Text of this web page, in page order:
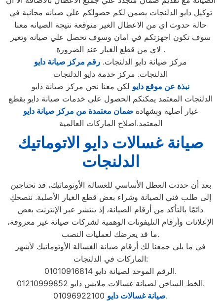
توكيل دايو الدلنجات يضمن لكم حصولكم علي صيانه مجانية في
حالة حدوث اي من الاعطال الغير متوقعة نتيجة الصيانه معنا
سوف تكون اجهزتكم في امان وسوف تحصل علي صيانه وتغير
لاي من قطع الغيار عند الضرورة .
مركز صيانة دايو الدلنجات. رقم مركز صيانة دايو
الدلنجات. مركز خدمة دايو الدلنجات
نبذة عن موقع دايو لكن معنا نحن مركز صيانة دايو
الدلنجات المعتمد يمكنكم الحصول علي خدمات صيانة دايو بقطع
غيار أصلية وبشهادة ضمان معتمدة من مركز صيانة دايو
المعتمد.اصلاح الماركات العالمية
صيانة غسالات دايو الاتوماتيك
الدلنجات
بعد أن حددت العطل الأساسي للغسالة الأوتوماتيك، قد تحتاجين
إلى طلب فني الصيانة وشراء بعض قطع الغيار الأصلية. ننصحكِ
دائمًا بالتأكد من أرقام الصيانة، إذ ينتشر عبر الإنترنت بعض
الإعلانات وأرقام التليفونات الوهمية لشركات صيانة غير معروفة،
ما قد يعرضك لعمليات النصب.
في ما يلي جمعنا لك أرقام صيانة الغسالة الأوتوماتيك لأشهر
الماركات في الدلنجات:
الرقم الموحد لصيانة دايو 01010916814.
الخط الساخن لصيانة غسالات ملابس دايو 01210999852.
صيانة غسالات دايو01096922100.